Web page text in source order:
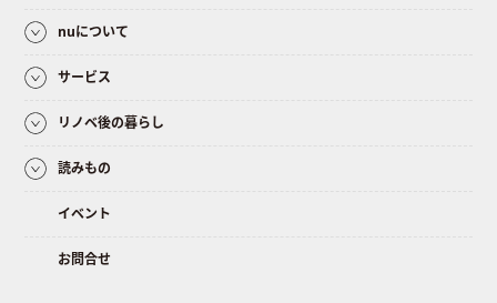
nuについて
サービス
リノベ後の暮らし
読みもの
イベント
お問合せ